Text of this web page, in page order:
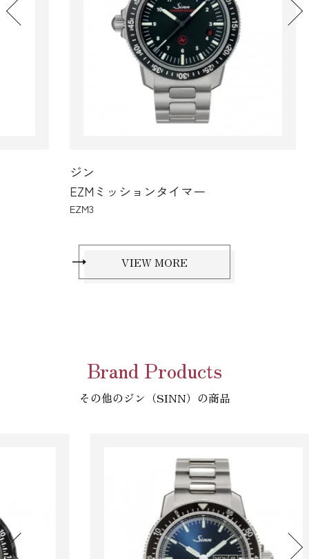
EZMミッションタイマー
VIEW MORE
Brand Products
その他のジン（SINN）の商品